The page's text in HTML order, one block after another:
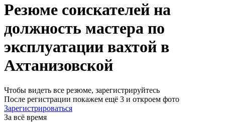
Резюме соискателей на
должность мастера по
эксплуатации вахтой в
Ахтанизовской
Чтобы видеть все резюме, зарегистрируйтесь
После регистрации покажем ещё 3 и откроем фото
Зарегистрироваться
За всё время